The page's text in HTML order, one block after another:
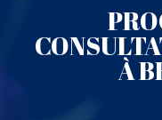
À